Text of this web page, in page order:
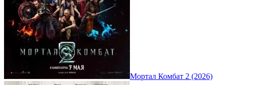
Мортал Комбат 2 (2026)